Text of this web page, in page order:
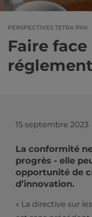
PERSPECTIVES TETRA PAK
Faire face
15 septembre 2023
La conformité
progrès - elle
opportunité de
d’innovation.
« La directive sur